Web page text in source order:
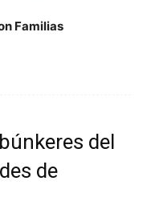
Familias
del
de